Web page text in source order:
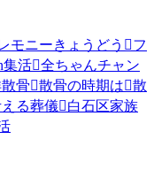
モニーきょうどう
フ
集活 全ちゃんチャン
骨 散骨の時期は
散
る葬儀
白石区家族